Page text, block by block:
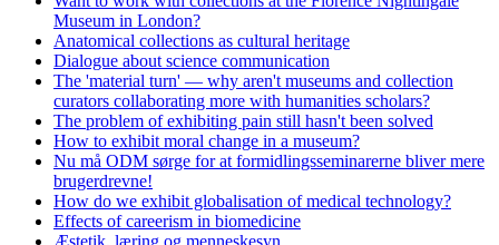
Museum in London?
Anatomical collections as cultural heritage
Dialogue about science communication
The 'material turn' — why aren't museums and collection
curators collaborating more with humanities scholars?
The problem of exhibiting pain still hasn't been solved
How to exhibit moral change in a museum?
Nu må ODM sørge for at formidlingsseminarerne bliver mere
brugerdrevne!
How do we exhibit globalisation of medical technology?
Effects of careerism in biomedicine
Æstetik, læring og menneskesyn